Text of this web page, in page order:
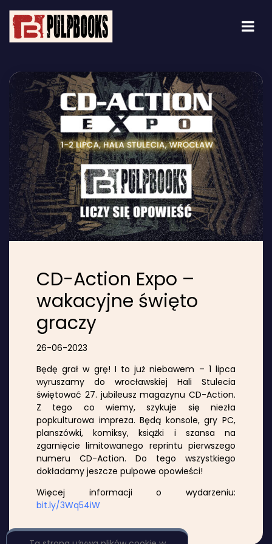
CD-Action Expo –
wakacyjne święto
graczy
26-06-2023
Będę grał w grę! I to już niebawem – 1 lipca
wyruszamy do wrocławskiej Hali Stulecia
świętować 27. jubileusz magazynu CD-Action.
Z tego co wiemy, szykuje się niezła
popkulturowa impreza. Będą konsole, gry PC,
planszówki, komiksy, książki i szansa na
zgarnięcie limitowanego reprintu pierwszego
numeru CD-Action. Do tego wszystkiego
dokładamy jeszcze pulpowe opowieści!
Więcej informacji o wydarzeniu:
bit.ly/3Wq54iW